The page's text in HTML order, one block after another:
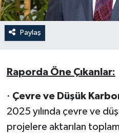
Paylaş
Raporda Öne Çıkanlar:
· Çevre ve Düşük
2025 yılında çevre ve
projelere aktarılan toplam